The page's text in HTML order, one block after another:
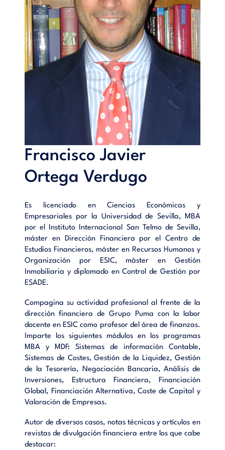
y el fondo de maniobra
• Procedimiento a seguir
• Conclusiones
• El modelo NOF ante situaciones concretas
BIBLIOGRAFÍA
Francisco Javier
Ortega Verdugo
Es licenciado en Ciencias Económicas y
Empresariales por la Universidad de Sevilla, MBA
por el Instituto Internacional San Telmo de Sevilla,
máster en Dirección Financiera por el Centro de
Estudios Financieros, máster en Recursos Humanos y
Organización por ESIC, máster en Gestión
Inmobiliaria y diplomado en Control de Gestión por
ESADE.
Compagina su actividad profesional al frente de la
dirección financiera de Grupo Puma con la labor
docente en ESIC como profesor del área de finanzas.
Imparte los siguientes módulos en los programas
MBA y MDF: Sistemas de información Contable,
Sistemas de Costes, Gestión de la Liquidez, Gestión
de la Tesorería, Negociación Bancaria, Análisis de
Inversiones, Estructura Financiera, Financiación
Global, Financiación Alternativa, Coste de Capital y
Valoración de Empresas.
Autor de diversos casos, notas técnicas y artículos en
revistas de divulgación financiera entre los que cabe
destacar: